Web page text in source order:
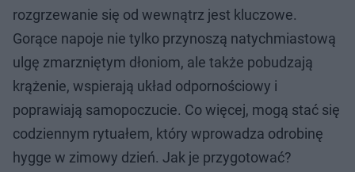
rozgrzewanie się od wewnątrz jest kluczowe.
Gorące napoje nie tylko przynoszą natychmiastową
ulgę zmarzniętym dłoniom, ale także pobudzają
krążenie, wspierają układ odpornościowy i
poprawiają samopoczucie. Co więcej, mogą stać się
codziennym rytuałem, który wprowadza odrobinę
hygge w zimowy dzień. Jak je przygotować?